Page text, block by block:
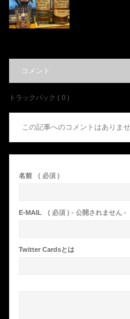
コメント
トラックバック ( 0 )
この記事へのコメントはありませ
名前 ( 必須 )
E-MAIL ( 必須 ) - 公開されません -
Twitter Cardsとは